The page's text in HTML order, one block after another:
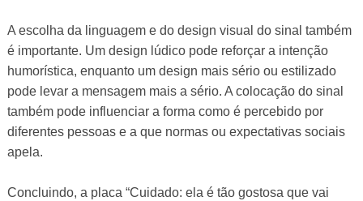
A escolha da linguagem e do design visual do sinal também
é importante. Um design lúdico pode reforçar a intenção
humorística, enquanto um design mais sério ou estilizado
pode levar a mensagem mais a sério. A colocação do sinal
também pode influenciar a forma como é percebido por
diferentes pessoas e a que normas ou expectativas sociais
apela.
Concluindo, a placa “Cuidado: ela é tão gostosa que vai